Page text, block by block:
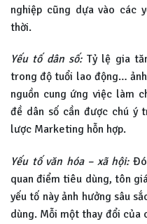
nghiệp cũng dựa vào các
thời.
Yếu tố dân số:Tỷ lệ gia
trong độ tuổi lao động…
nguồn cung ứng việc làm
đề dân số cần được chú ý
lược Marketing hỗn hợp.
Yếu tố văn hóa – xã hội:Đó
quan điểm tiêu dùng, tôn
yếu tố này ảnh hưởng sâu
dùng. Mỗi một thay đổi của